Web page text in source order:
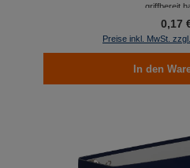
griffbereit
0,17
Preise inkl. MwSt.
In den